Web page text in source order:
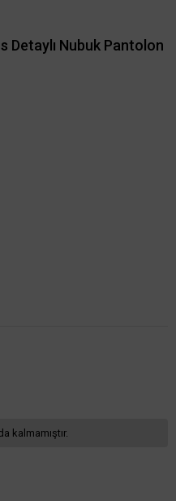
Detaylı Nubuk Pantolon
kalmamıştır.